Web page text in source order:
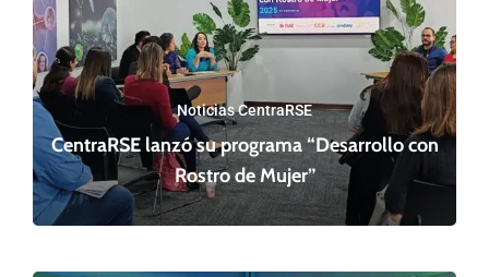
Noticias CentraRSE
CentraRSE lanzó su programa “Desarrollo con
Rostro de Mujer”